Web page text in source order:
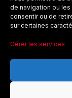
de navigation ou
consentir ou de
sur certaines
Gérer les services